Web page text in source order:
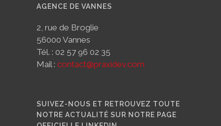
AGENCE DE VANNES
2, rue de Broglie
56000 Vannes
Tél. : 02 57 96 02 35
Mail : contact@praxidev.com
SUIVEZ-NOUS ET RETROUVEZ TOUTE
NOTRE ACTUALITÉ SUR NOTRE PAGE